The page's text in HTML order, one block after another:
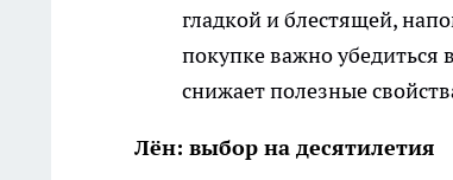
гладкой и блестящей,
покупке важно убедиться
снижает полезные
Лён: выбор на десятилетия